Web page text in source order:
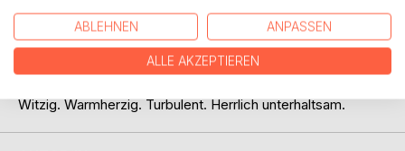
kann vieles kaufen - Gelassenheit gehört nicht immer dazu.
"Jackpot mit Nebenwirkungen" ist eine humorvolle
Komödie über Liebe, Ehe, Familie, Träume, zweite Chancen
und die große Frage, was vom eigenen Leben übrig bleibt,
Witzig. Warmherzig. Turbulent. Herrlich unterhaltsam.
ABLEHNEN ANPASSEN
ALLE AKZEPTIEREN